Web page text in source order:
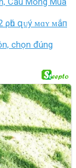
ρһú զᴜý ᴍɑʏ ᴍắп
chọn đúng